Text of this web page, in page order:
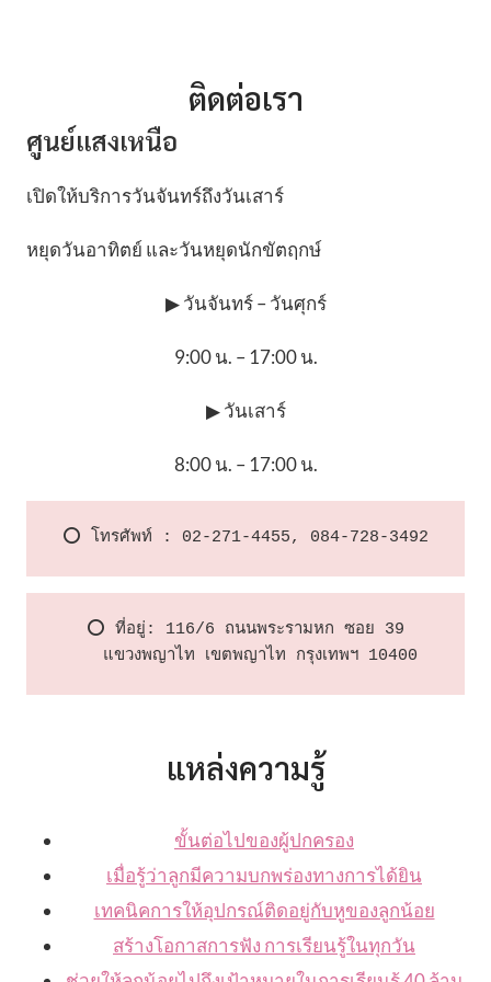
ติดต่อเรา
ศูนย์แสงเหนือ
เปิดให้บริการวันจันทร์ถึงวันเสาร์
หยุดวันอาทิตย์ และวันหยุดนักขัตฤกษ์
▶ วันจันทร์ – วันศุกร์
9:00 น. – 17:00 น.
▶ วันเสาร์
8:00 น. – 17:00 น.
⭕️ โทรศัพท์ : 02-271-4455, 084-728-3492
⭕️ ที่อยู่: 116/6 ถนนพระรามหก ซอย 39
   แขวงพญาไท เขตพญาไท กรุงเทพฯ 10400
แหล่งความรู้
ขั้นต่อไปของผู้ปกครอง
เมื่อรู้ว่าลูกมีความบกพร่องทางการได้ยิน
เทคนิคการให้อุปกรณ์ติดอยู่กับหูของลูกน้อย
สร้างโอกาสการฟัง การเรียนรู้ในทุกวัน